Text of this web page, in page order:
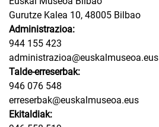
Gurutze Kalea 10, 48005 Bilbao
Administrazioa:
944 155 423
administrazioa@euskalmuseoa.eus
Talde-erreserbak:
946 076 548
erreserbak@euskalmuseoa.eus
Ekitaldiak: